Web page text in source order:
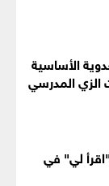
الأساسية
الزي المدرسي
"اقرأ لي" في